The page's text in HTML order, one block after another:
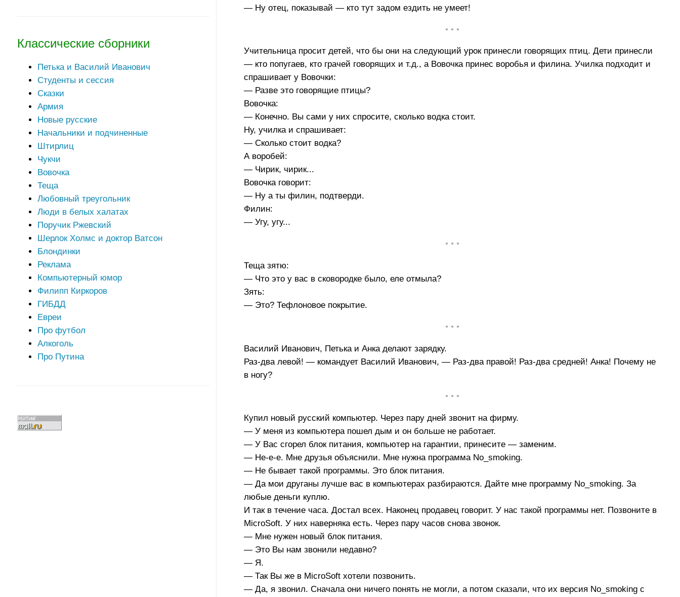
Классические сборники
Петька и Василий Иванович
Студенты и сессия
Сказки
Армия
Новые русские
Начальники и подчиненные
Штирлиц
Чукчи
Вовочка
Теща
Любовный треугольник
Люди в белых халатах
Поручик Ржевский
Шерлок Холмс и доктор Ватсон
Блондинки
Реклама
Компьютерный юмор
Филипп Киркоров
ГИБДД
Евреи
Про футбол
Алкоголь
Про Путина
— Ну отец, показывай — кто тут задом ездить не умеет!
• • •
Учительница просит детей, что бы они на следующий урок принесли говорящих птиц. Дети принесли
— кто попугаев, кто грачей говорящих и т.д., а Вовочка принес воробья и филина. Училка подходит и
спрашивает у Вовочки:
— Разве это говорящие птицы?
Вовочка:
— Конечно. Вы сами у них спросите, сколько водка стоит.
Ну, училка и спрашивает:
— Сколько стоит водка?
А воробей:
— Чирик, чирик...
Вовочка говорит:
— Ну а ты филин, подтверди.
Филин:
— Угу, угу...
• • •
Теща зятю:
— Что это у вас в сковородке было, еле отмыла?
Зять:
— Это? Тефлоновое покрытие.
• • •
Василий Иванович, Петька и Анка делают зарядку.
Раз-два левой! — командует Василий Иванович, — Раз-два правой! Раз-два средней! Анка! Почему не
в ногу?
• • •
Купил новый русский компьютер. Через пару дней звонит на фирму.
— У меня из компьютера пошел дым и он больше не работает.
— У Вас сгорел блок питания, компьютер на гарантии, принесите — заменим.
— Не-е-е. Мне друзья объяснили. Мне нужна программа No_smoking.
— Не бывает такой программы. Это блок питания.
— Да мои друганы лучше вас в компьютерах разбираются. Дайте мне программу No_smoking. За
любые деньги куплю.
И так в течение часа. Достал всех. Наконец продавец говорит. У нас такой программы нет. Позвоните в
MicroSoft. У них наверняка есть. Через пару часов снова звонок.
— Мне нужен новый блок питания.
— Это Вы нам звонили недавно?
— Я.
— Так Вы же в MicroSoft хотели позвонить.
— Да, я звонил. Сначала они ничего понять не могли, а потом сказали, что их версия No_smoking с